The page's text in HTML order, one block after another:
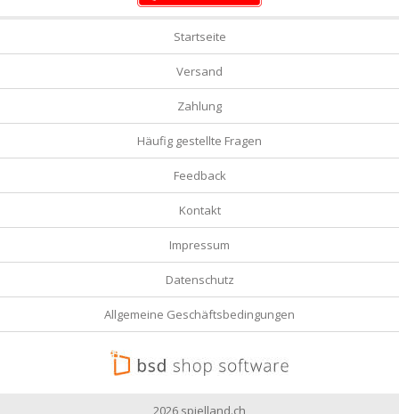
Startseite
Versand
Zahlung
Häufig gestellte Fragen
Feedback
Kontakt
Impressum
Datenschutz
Allgemeine Geschäftsbedingungen
2026 spielland.ch